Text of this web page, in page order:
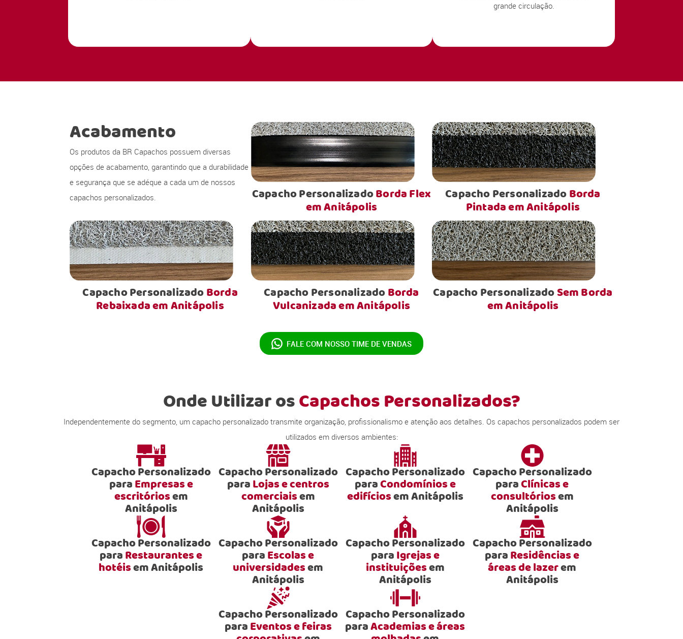
grande circulação.
Acabamento
Os produtos da BR Capachos possuem diversas
opções de acabamento, garantindo que a durabilidade
e segurança que se adéque a cada um de nossos
capachos personalizados.
Capacho PersonalizadoBorda Flex
em Anitápolis
Capacho PersonalizadoBorda
Pintada em Anitápolis
Capacho PersonalizadoBorda
Rebaixada em Anitápolis
Capacho PersonalizadoBorda
Vulcanizada em Anitápolis
Capacho PersonalizadoSem Borda
em Anitápolis
FALE COM NOSSO TIME DE VENDAS
Onde Utilizar osCapachos Personalizados?
Independentemente do segmento, um capacho personalizado transmite organização, profissionalismo e atenção aos detalhes. Os capachos personalizados podem ser
utilizados em diversos ambientes:
Capacho Personalizado
paraEmpresas e
escritóriosem
Anitápolis
Capacho Personalizado
paraLojas e centros
comerciaisem
Anitápolis
Capacho Personalizado
paraCondomínios e
edifíciosem Anitápolis
Capacho Personalizado
paraClínicas e
consultóriosem
Anitápolis
Capacho Personalizado
paraRestaurantes e
hotéisem Anitápolis
Capacho Personalizado
paraEscolas e
universidadesem
Anitápolis
Capacho Personalizado
paraIgrejas e
instituiçõesem
Anitápolis
Capacho Personalizado
paraResidências e
áreas de lazerem
Anitápolis
Capacho Personalizado
paraEventos e feiras
Capacho Personalizado
paraAcademias e áreas